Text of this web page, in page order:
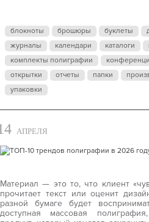
ДЛЯ
блокноты брошюры буклеты
журналы
календари каталоги
комплекты полиграфии
открытки
отчеты папки
упаковки
АПРЕЛЯ
Материал — это то, что клиент
прочитает текст или оценит
разной бумаге будет
доступная массовая